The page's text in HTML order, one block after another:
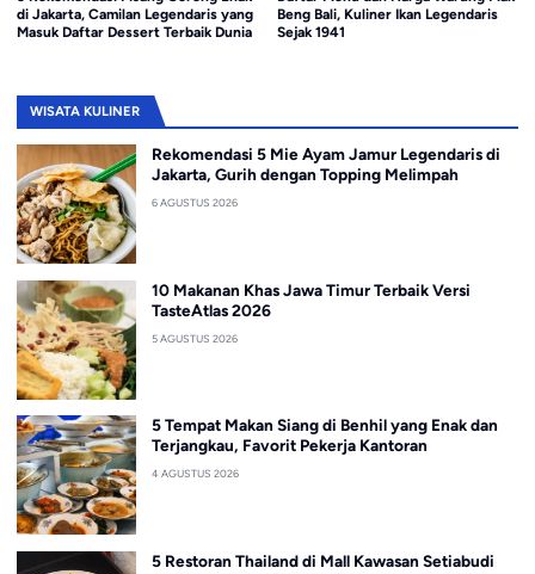
di Jakarta, Camilan Legendaris yang
Masuk Daftar Dessert Terbaik Dunia
Beng Bali, Kuliner Ikan Legendaris
Sejak 1941
WISATA KULINER
Rekomendasi 5 Mie Ayam Jamur Legendaris di
Jakarta, Gurih dengan Topping Melimpah
6 AGUSTUS 2026
10 Makanan Khas Jawa Timur Terbaik Versi
TasteAtlas 2026
5 AGUSTUS 2026
5 Tempat Makan Siang di Benhil yang Enak dan
Terjangkau, Favorit Pekerja Kantoran
4 AGUSTUS 2026
5 Restoran Thailand di Mall Kawasan Setiabudi